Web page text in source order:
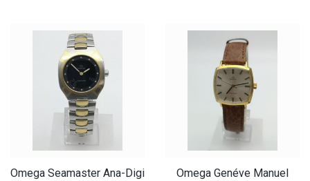
Omega Seamaster Ana-Digi
Omega Genéve Manuel